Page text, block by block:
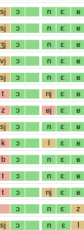
sj ɔ n ɛː ʁ
sj ɔ n ɛː ʁ
ʒj ɔ n ɛː ʁ
vj ɔ n ɛː ʁ
sj ɔ n ɛː ʁ
t ɔ nj ɛː ʁ
z ɔ ʁj ɛː ʁ
sj ɔ n ɛː ʁ
k ɔ l ɛː ʁ
b ɔ n ɛː ʁ
t ɔ n ɛː ʁ
t ɔ nj ɛː ʁ
ɔ n ɛː z
sj ɔ n ɛ l